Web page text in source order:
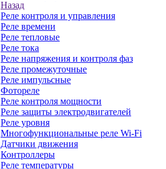
Назад
Реле контроля и управления
Реле времени
Реле тепловые
Реле тока
Реле напряжения и контроля фаз
Реле промежуточные
Реле импульсные
Фотореле
Реле контроля мощности
Реле защиты электродвигателей
Реле уровня
Многофункциональные реле Wi-Fi
Датчики движения
Контроллеры
Реле температуры